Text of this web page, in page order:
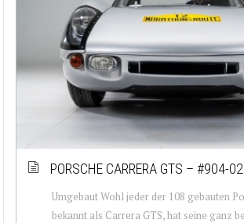
PORSCHE CARRERA GTS – #904-
Umgebaut Wohl jeder der 108 gebauten
bekannt als Carrera GTS, hat seine ganz